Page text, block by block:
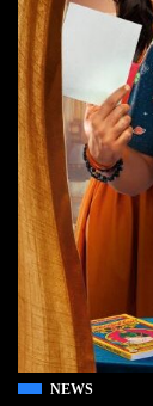
NEWS